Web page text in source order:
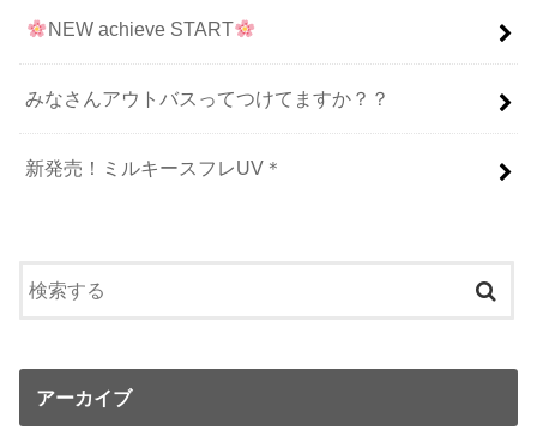
NEW achieve START
みなさんアウトバスってつけてますか？？
新発売！ミルキースフレUV＊
アーカイブ